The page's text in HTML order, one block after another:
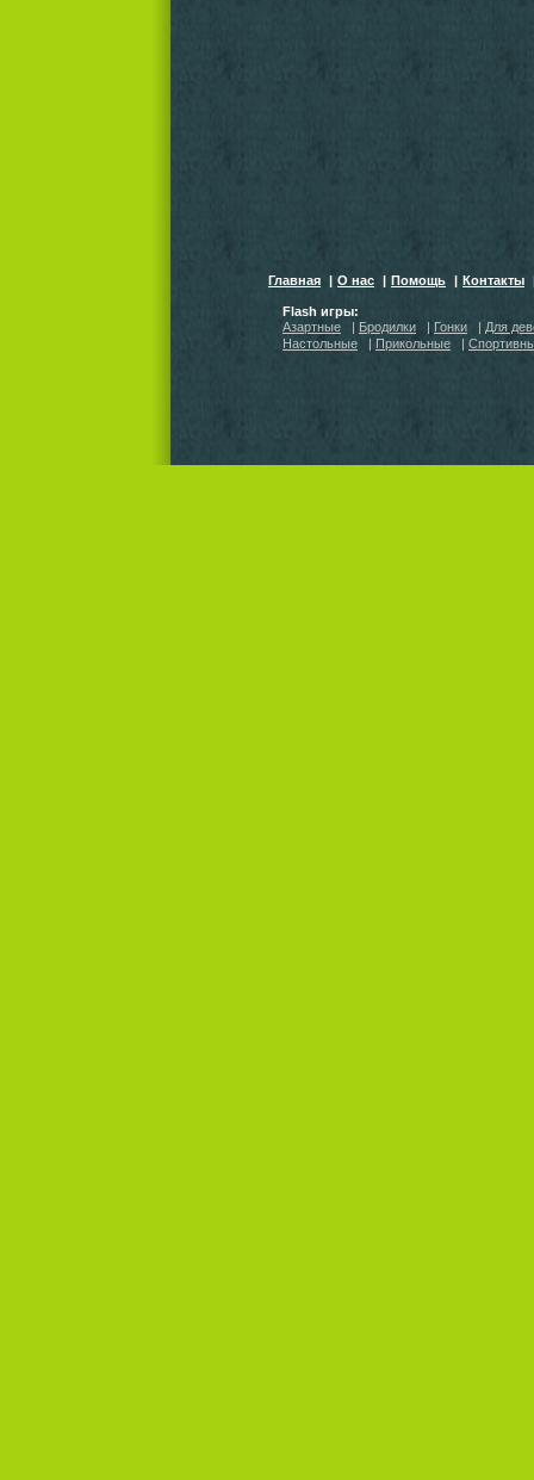
Главная | О нас | Помощь | Контакты
Flash игры:
Азартные
| Бродилки | Гонки | Для
Настольные
| Прикольные |